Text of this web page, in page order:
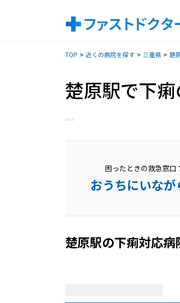
TOP 近くの病院を探す 三重県 楚
楚原駅で下
困ったときの救急窓口
おうちにいな
楚原駅の下痢対応病